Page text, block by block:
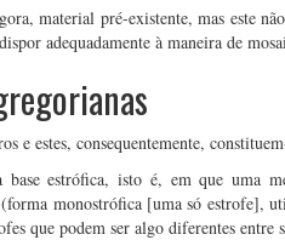
material pré-existente, mas este
adequadamente à maneira de
e estes, consequentemente,
estrófica, isto é, em que uma
monostrófica [uma só estrofe],
que podem ser algo diferentes